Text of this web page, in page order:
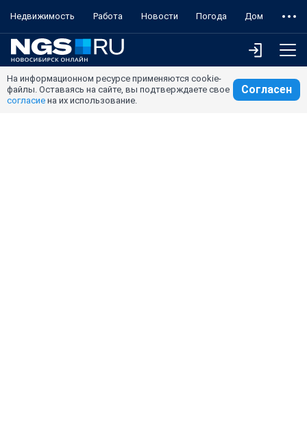
Недвижимость Работа Новости Погода Дом
На информационном ресурсе применяются cookie-
файлы. Оставаясь на сайте, вы подтверждаете свое
согласие на их использование.
Согласен